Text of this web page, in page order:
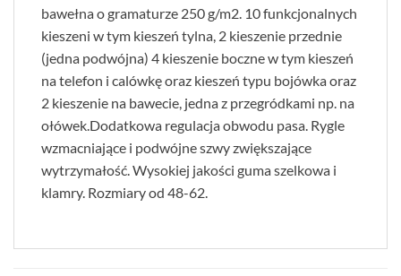
bawełna o gramaturze 250 g/m2. 10 funkcjonalnych
kieszeni w tym kieszeń tylna, 2 kieszenie przednie
(jedna podwójna) 4 kieszenie boczne w tym kieszeń
na telefon i calówkę oraz kieszeń typu bojówka oraz
2 kieszenie na bawecie, jedna z przegródkami np. na
ołówek.Dodatkowa regulacja obwodu pasa. Rygle
wzmacniające i podwójne szwy zwiększające
wytrzymałość. Wysokiej jakości guma szelkowa i
klamry. Rozmiary od 48-62.